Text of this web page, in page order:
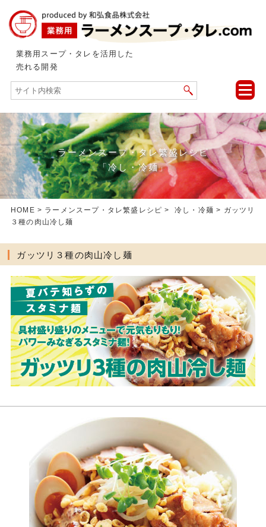
業務用スープ・タレを活用した
売れる開発
toggle
ラーメンスープ・タレ繁盛レシピ
「冷し・冷麺」
HOME > ラーメンスープ・タレ繁盛レシピ >冷し・冷麺 > ガッツリ
３種の肉山冷し麺
ガッツリ３種の肉山冷し麺